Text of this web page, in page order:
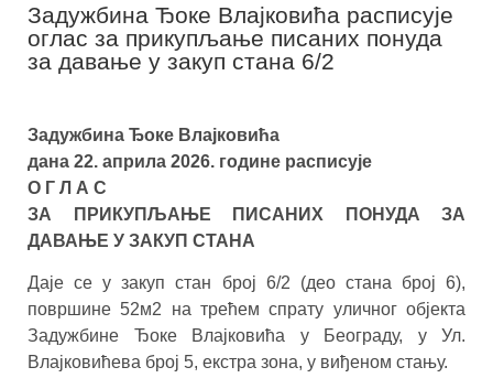
Задужбина Ђоке Влајковића расписује
оглас за прикупљање писаних понуда
за давање у закуп стана 6/2
Задужбина Ђоке Влајковића
дана 22. априла 2026. године расписује
О Г Л А С
ЗА ПРИКУПЉАЊЕ ПИСАНИХ ПОНУДА ЗА
ДАВАЊЕ У ЗАКУП СТАНА
Даје се у закуп стан број 6/2 (део стана број 6),
површине 52м2 на трећем спрату уличног објекта
Задужбине Ђоке Влајковића у Београду, у Ул.
Влајковићева број 5, екстра зона, у виђеном стању.